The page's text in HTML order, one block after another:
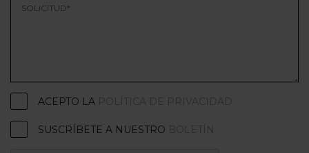
ACEPTO LA POLÍTICA DE PRIVACIDAD
SUSCRÍBETE A NUESTRO BOLETÍN